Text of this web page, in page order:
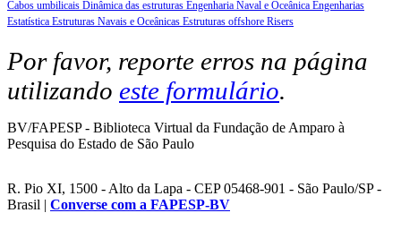
Cabos umbilicais Dinâmica das estruturas Engenharia Naval e Oceânica Engenharias
Estatística Estruturas Navais e Oceânicas Estruturas offshore Risers
Por favor, reporte erros na página
utilizando este formulário.
BV/FAPESP - Biblioteca Virtual da Fundação de Amparo à
Pesquisa do Estado de São Paulo
R. Pio XI, 1500 - Alto da Lapa - CEP 05468-901 - São Paulo/SP -
Brasil | Converse com a FAPESP-BV